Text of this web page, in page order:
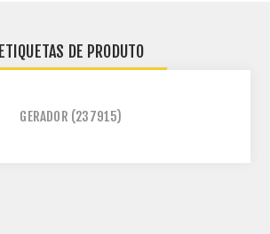
ETIQUETAS DE PRODUTO
GERADOR (237915)